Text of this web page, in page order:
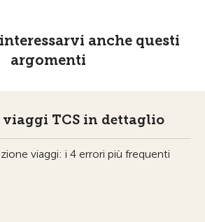
anche questi
argomenti
viaggi TCS in dettaglio
viaggi: i 4 errori più frequenti